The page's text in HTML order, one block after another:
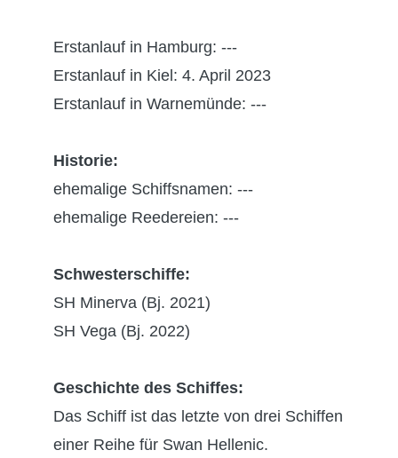
Erstanlauf in Hamburg: ---
Erstanlauf in Kiel: 4. April 2023
Erstanlauf in Warnemünde: ---
Historie:
ehemalige Schiffsnamen: ---
ehemalige Reedereien: ---
Schwesterschiffe:
SH Minerva (Bj. 2021)
SH Vega (Bj. 2022)
Geschichte des Schiffes:
Das Schiff ist das letzte von drei Schiffen
einer Reihe für Swan Hellenic.